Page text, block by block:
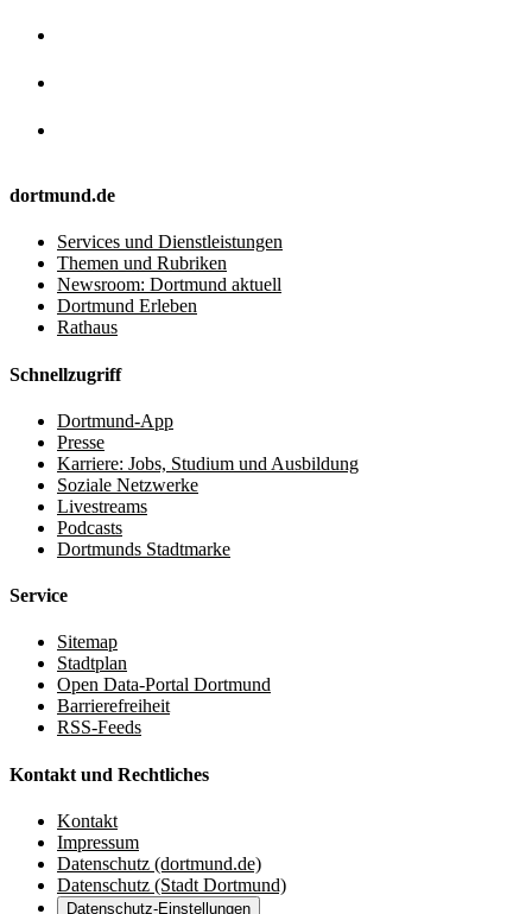
dortmund.de
Services und Dienstleistungen
Themen und Rubriken
Newsroom: Dortmund aktuell
Dortmund Erleben
Rathaus
Schnellzugriff
Dortmund-App
Presse
Karriere: Jobs, Studium und Ausbildung
Soziale Netzwerke
Livestreams
Podcasts
Dortmunds Stadtmarke
Service
Sitemap
Stadtplan
Open Data-Portal Dortmund
Barrierefreiheit
RSS-Feeds
Kontakt und Rechtliches
Kontakt
Impressum
Datenschutz (dortmund.de)
Datenschutz (Stadt Dortmund)
Datenschutz-Einstellungen